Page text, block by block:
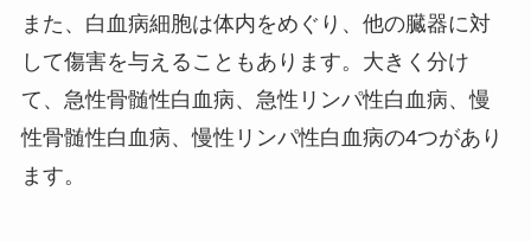
また、白血病細胞は体内をめぐり、他の臓器に対
して傷害を与えることもあります。大きく分け
て、急性骨髄性白血病、急性リンパ性白血病、慢
性骨髄性白血病、慢性リンパ性白血病の4つがあり
ます。